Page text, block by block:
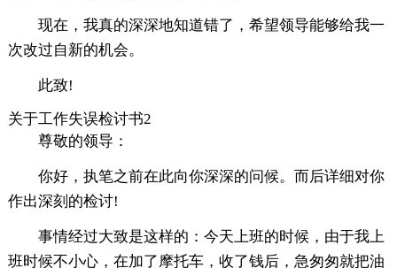
现在，我真的深深地知道错了，希望领导能够给我一
次改过自新的机会。
此致!
关于工作失误检讨书2
尊敬的领导：
你好，执笔之前在此向你深深的问候。而后详细对你
作出深刻的检讨!
事情经过大致是这样的：今天上班的时候，由于我上
班时候不小心，在加了摩托车，收了钱后，急匆匆就把油